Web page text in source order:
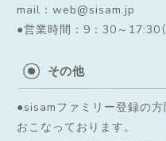
mail：web@sisam.jp
●営業時間：9：30～17:30（
その他
●sisamファミリー登録の
おこなっております。